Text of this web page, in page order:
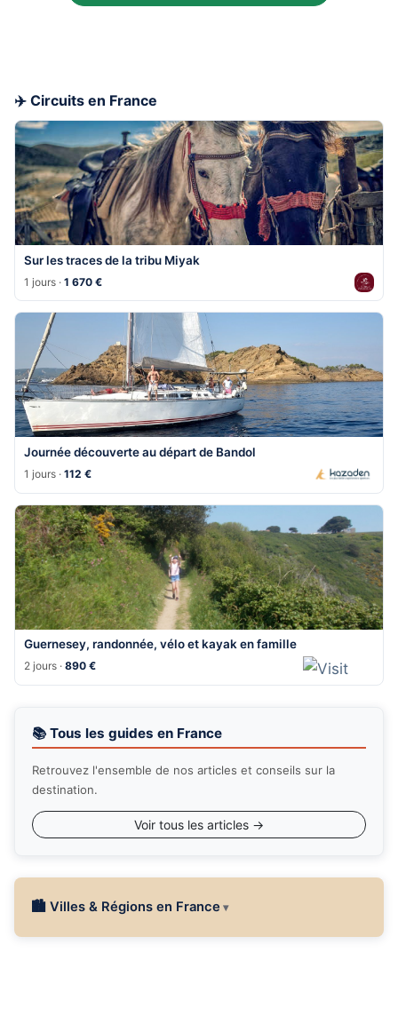
✈️ Circuits en France
Sur les traces de la tribu Miyak
1 jours ·1 670 €
Journée découverte au départ de Bandol
1 jours ·112 €
Guernesey, randonnée, vélo et kayak en famille
2 jours ·890 €
📚 Tous les guides en France
Retrouvez l'ensemble de nos articles et conseils sur la
destination.
Voir tous les articles →
🏙 Villes & Régions en France